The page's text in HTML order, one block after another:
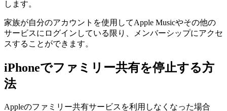
します。
家族が自分のアカウントを使用してApple Musicやその他の
サービスにログインしている限り、メンバーシップにアクセ
スすることができます。
iPhoneでファミリー共有を停止する方
法
Appleのファミリー共有サービスを利用しなくなった場合